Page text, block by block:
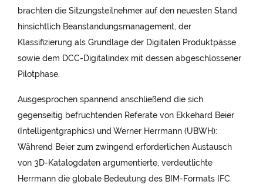
brachten die Sitzungsteilnehmer auf den neuesten Stand
hinsichtlich Beanstandungsmanagement, der
Klassifizierung als Grundlage der Digitalen Produktpässe
sowie dem DCC-Digitalindex mit dessen abgeschlossener
Pilotphase.
Ausgesprochen spannend anschließend die sich
gegenseitig befruchtenden Referate von Ekkehard Beier
(Intelligentgraphics) und Werner Herrmann (UBWH):
Während Beier zum zwingend erforderlichen Austausch
von 3D-Katalogdaten argumentierte, verdeutlichte
Herrmann die globale Bedeutung des BIM-Formats IFC.